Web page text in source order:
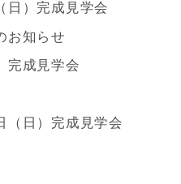
日）完成見学会
お知らせ
完成見学会
（日）完成見学会